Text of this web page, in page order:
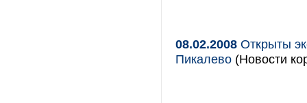
08.02.2008 Открыты
Пикалево (Новости